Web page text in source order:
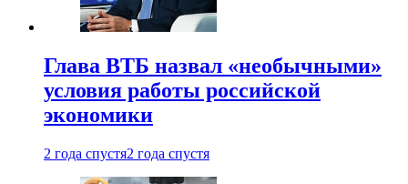
Глава ВТБ назвал «необычными»
условия работы российской
экономики
2 года спустя2 года спустя